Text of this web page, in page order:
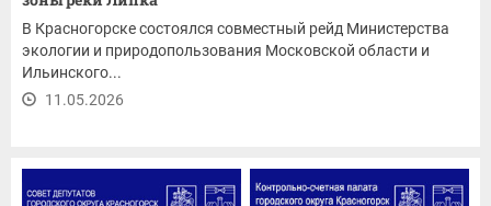
В Красногорске состоялся совместный рейд Министерства
экологии и природопользования Московской области и
Ильинского...
11.05.2026